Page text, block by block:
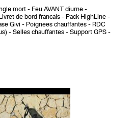
mort
Feu AVANT diurne
Livret de bord francais
Pack HighLine
Givi Poignees chauffantes
RDC
Selles chauffantes
Support GPS